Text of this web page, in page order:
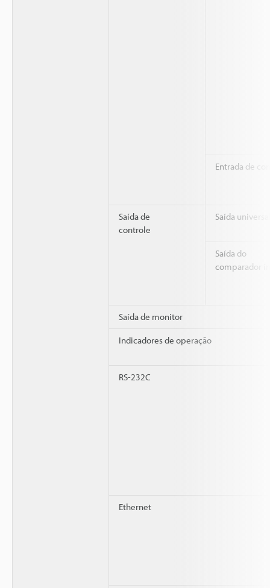
Entrada de
Saída de
controle
Saída
Saída do
comparador
Saída de monitor
Indicadores de operação
RS-232C
Ethernet